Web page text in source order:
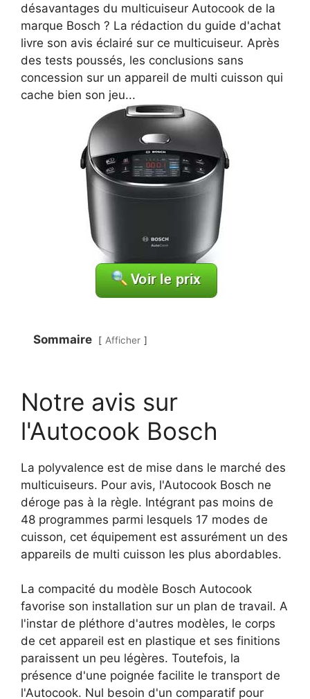
désavantages du multicuiseur Autocook de la
marque Bosch ? La rédaction du guide d'achat
livre son avis éclairé sur ce multicuiseur. Après
des tests poussés, les conclusions sans
concession sur un appareil de multi cuisson qui
cache bien son jeu...
Sommaire Afficher
Notre avis sur
l'Autocook Bosch
La polyvalence est de mise dans le marché des
multicuiseurs. Pour avis, l'Autocook Bosch ne
déroge pas à la règle. Intégrant pas moins de
48 programmes parmi lesquels 17 modes de
cuisson, cet équipement est assurément un des
appareils de multi cuisson les plus abordables.
La compacité du modèle Bosch Autocook
favorise son installation sur un plan de travail. A
l'instar de pléthore d'autres modèles, le corps
de cet appareil est en plastique et ses finitions
paraissent un peu légères. Toutefois, la
présence d'une poignée facilite le transport de
l'Autocook. Nul besoin d'un comparatif pour